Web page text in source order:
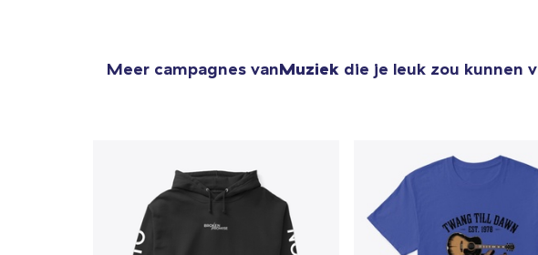
Meer campagnes vanMuziek die je leuk zou kunnen